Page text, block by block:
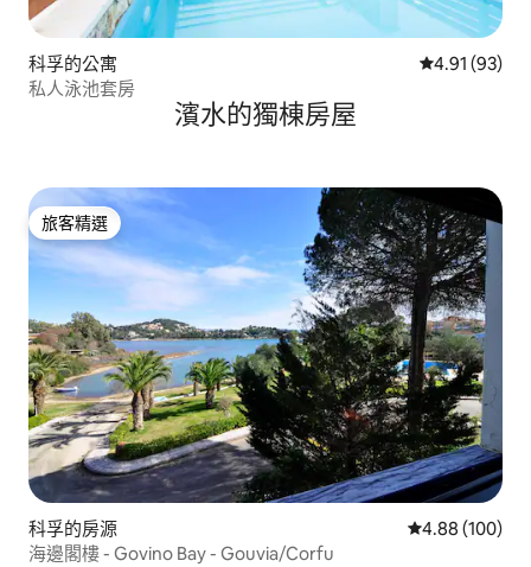
科孚的公寓 從 93 則評價
4.91 (93)
私人泳池套房
濱水的獨棟房屋
旅客精選
旅客精選
科孚的房源 從 100 則評價
4.88 (100)
海邊閣樓 - Govino Bay - Gouvia/Corfu